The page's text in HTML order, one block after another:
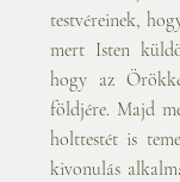
testvéreinek,
mert Isten
hogy az
földjére. Majd
holttestét is
kivonulás